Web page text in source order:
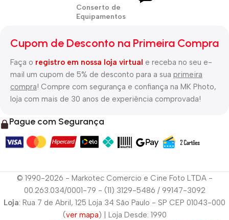
Conserto de
Equipamentos
Cupom de Desconto na Primeira Compra
Faça o registro em nossa loja virtual e receba no seu e-
mail um cupom de 5% de desconto para a sua primeira
compra! Compre com segurança e confiança na MK Photo,
loja com mais de 30 anos de experiência comprovada!
Pague com Segurança
© 1990-2026 - Markotec Comercio e Cine Foto LTDA -
00.263.034/0001-79 - (11) 3129-5486 / 99147-3092
Loja: Rua 7 de Abril, 125 Loja 34 São Paulo - SP CEP 01043-000
(ver mapa) | Loja Desde: 1990